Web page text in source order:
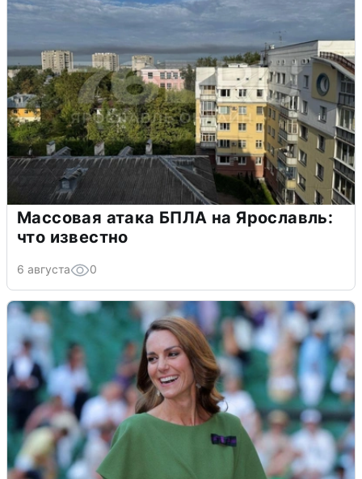
Массовая атака БПЛА на Ярославль:
что известно
6 августа 0